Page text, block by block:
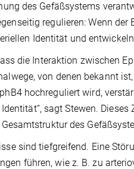
des Gefäßsystems
regulieren: Wenn
Identität und
die Interaktion zwischen
von denen bekannt
hochreguliert wird,
sagt Stewen.
des
sind tiefgreifend. Eine
führen, wie z. B. zu